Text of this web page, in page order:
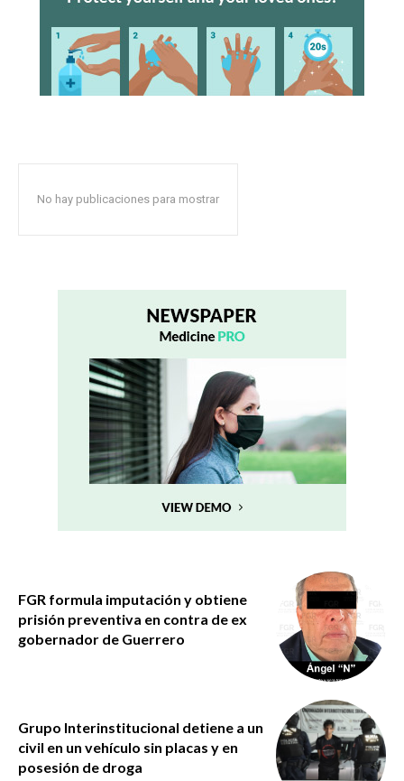
No hay publicaciones para mostrar
FGR formula imputación y obtiene
prisión preventiva en contra de ex
gobernador de Guerrero
Grupo Interinstitucional detiene a un
civil en un vehículo sin placas y en
posesión de droga